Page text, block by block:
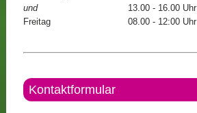
und
13.00 - 16.00 Uhr
Freitag
08.00 - 12:00 Uhr
Kontaktformular